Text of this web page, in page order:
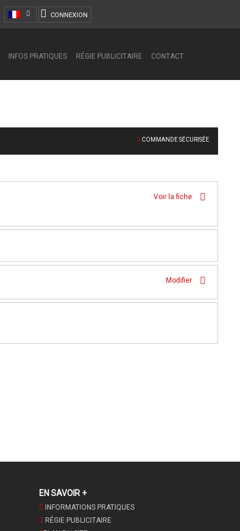
CONNEXION
INFOS PRATIQUES RÉGIE PUBLICITAIRE CONTACT
COMMANDE SÉCURISÉE
Voir la fiche
Modifier
EN SAVOIR +
INFORMATIONS PRATIQUES
RÉGIE PUBLICITAIRE